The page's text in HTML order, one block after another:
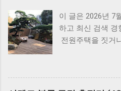
드 E1~EF 원인과
비) 🚨 잠깐! AS
요! 에러코드 E1 -
드 E2 - 가스 밸
지를 켜서 가스가
이 글은 2026년 7
하고 최신 검색 경
전원주택을 짓거
다. 바로 ‘ 집 안
여기서 말하는 ‘집
게 아니라, 담장